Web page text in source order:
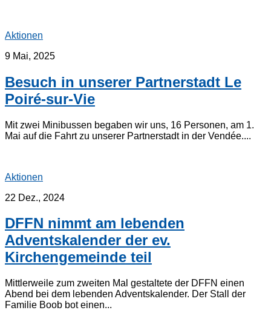
Aktionen
9 Mai, 2025
Besuch in unserer Partnerstadt Le
Poiré-sur-Vie
Mit zwei Minibussen begaben wir uns, 16 Personen, am 1.
Mai auf die Fahrt zu unserer Partnerstadt in der Vendée....
Aktionen
22 Dez., 2024
DFFN nimmt am lebenden
Adventskalender der ev.
Kirchengemeinde teil
Mittlerweile zum zweiten Mal gestaltete der DFFN einen
Abend bei dem lebenden Adventskalender. Der Stall der
Familie Boob bot einen...